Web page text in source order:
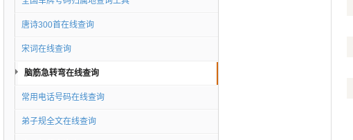
唐诗300首在线查询
宋词在线查询
脑筋急转弯在线查询
常用电话号码在线查询
弟子规全文在线查询